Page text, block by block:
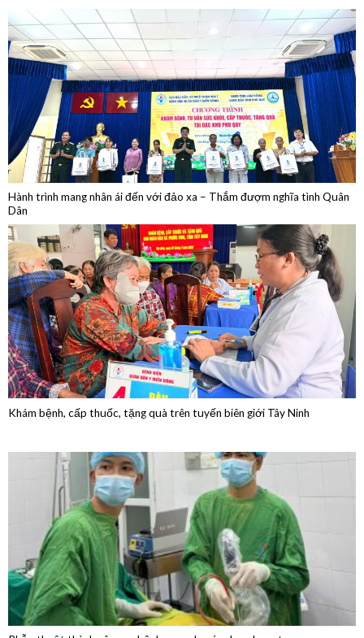
Hành trình mang nhân ái đến với đảo xa – Thắm đượm nghĩa tình Quân
Dân
Khám bệnh, cấp thuốc, tặng quà trên tuyến biên giới Tây Ninh
Phẫu thuật thành công ca bệnh u mạch máu dạng hang trong xương
hốc mũi cực kỳ hiếm gặp
Hoàn thành hệ thống xử lý nước thải bệnh viện – Bước tiến xanh vì
cộng đồng